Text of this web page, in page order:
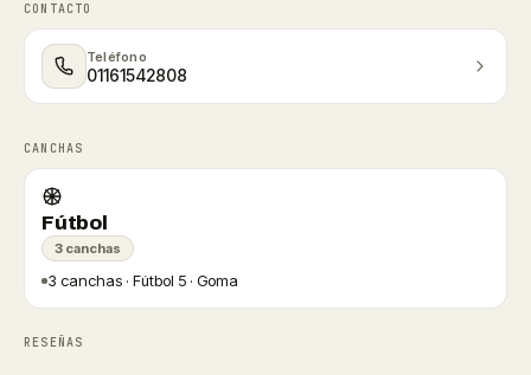
CONTACTO
Teléfono
01161542808
CANCHAS
Fútbol
3 canchas
3 canchas · Fútbol 5 · Goma
RESEÑAS